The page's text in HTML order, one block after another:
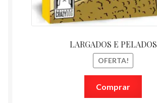
LARGADOS E PELADOS
OFERTA!
Comprar